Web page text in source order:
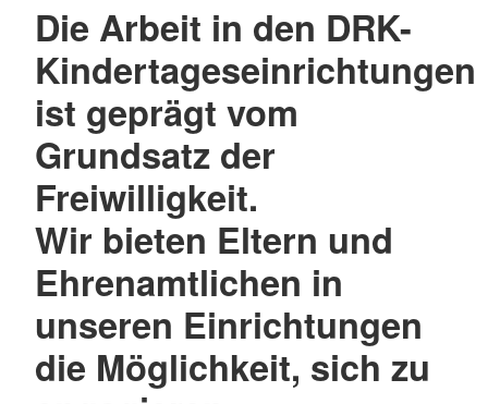
Die Arbeit in den DRK-
Kindertageseinrichtungen
ist geprägt vom
Grundsatz der
Freiwilligkeit.
Wir bieten Eltern und
Ehrenamtlichen in
unseren Einrichtungen
die Möglichkeit, sich zu